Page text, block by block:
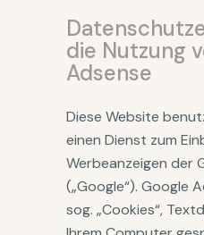
die Nutzung
Adsense
Diese Website
einen Dienst zum
Werbeanzeigen der
(„Google“). Google
sog. „Cookies“,